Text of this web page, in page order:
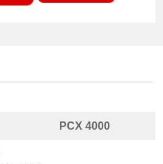
PCX 4000